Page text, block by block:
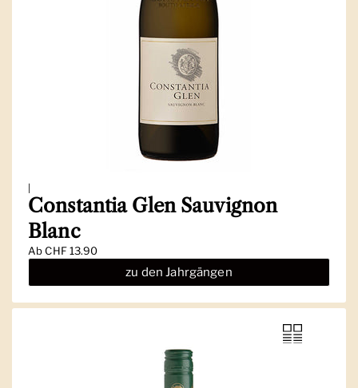
|
Constantia Glen Sauvignon
Blanc
AbCHF 13.90
zu den Jahrgängen